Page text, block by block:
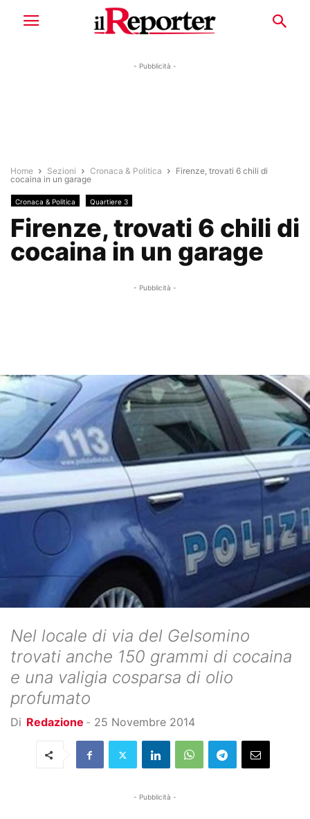
- Pubblicità -
Home Sezioni Cronaca & Politica
Firenze, trovati 6 chili di
cocaina in un garage
Cronaca & Politica Quartiere 3
Firenze, trovati 6 chili di
cocaina in un garage
- Pubblicità -
Nel locale di via del Gelsomino
trovati anche 150 grammi di cocaina
e una valigia cosparsa di olio
profumato
Di Redazione - 25 Novembre 2014
- Pubblicità -